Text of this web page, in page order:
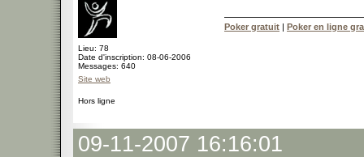
Lieu: 78
Date d'inscription: 08-06-2006
Messages: 640
Site web
Poker gratuit | Poker en ligne
Hors ligne
09-11-2007 16:16:01